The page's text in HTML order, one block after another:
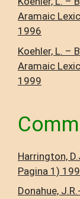
Aramaic
1996
Koehler, L. –
Aramaic
1999
Harrington,
Pagina 1)
Donahue,